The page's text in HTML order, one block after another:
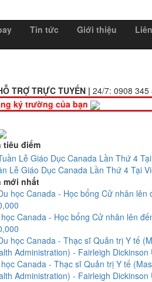
Tin tức Giới thiệu
TRỢ TRỰC TUYẾN | 24/7: 0908 345
ký trường của bạn
tiêu điểm
Lễ Giáo Dục Canada Lần Thứ 4 Tại
mới nhất
Canada - Học bổng Cử nhân lên
Canada - Thạc sĩ Quản trị Y tế
Administration) - Fairleigh Dickinson